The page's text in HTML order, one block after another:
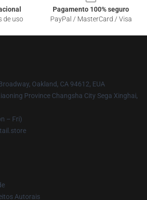
de uso
Pagamento 100% seguro
PayPal / MasterCard / Visa
Oakland, CA 94612, EUA
Province Changsha City Sega Xinghai,
– Fri)
Autorais